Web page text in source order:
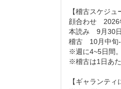
【稽古スケジュ
顔合わせ 2026
本読み 9月30
稽古 10月中旬
※週に4~5日間
※稽古は1日あた
【ギャランテ